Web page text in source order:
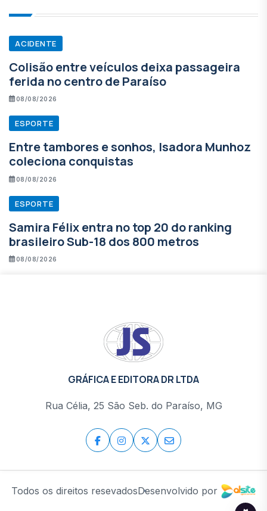
ACIDENTE
Colisão entre veículos deixa passageira
ferida no centro de Paraíso
08/08/2026
ESPORTE
Entre tambores e sonhos, Isadora Munhoz
coleciona conquistas
08/08/2026
ESPORTE
Samira Félix entra no top 20 do ranking
brasileiro Sub-18 dos 800 metros
08/08/2026
GRÁFICA E EDITORA DR LTDA
Rua Célia, 25 São Seb. do Paraíso, MG
Todos os direitos resevadosDesenvolvido por